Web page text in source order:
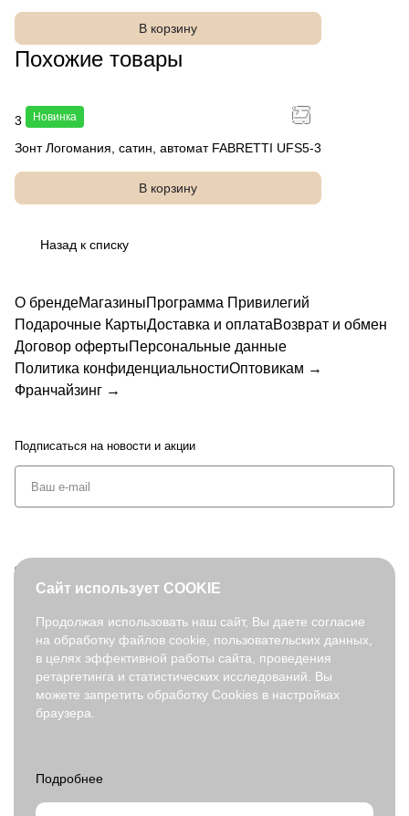
В корзину
Похожие товары
Новинка
3 490 руб.
Зонт Логомания, сатин, автомат FABRETTI UFS5-3
В корзину
Назад к списку
О брендеМагазиныПрограмма Привилегий
Подарочные КартыДоставка и оплатаВозврат и обмен
Договор офертыПерсональные данные
Политика конфиденциальностиОптовикам →
Франчайзинг →
Подписаться на новости и акции
© 2026. fabretti.ru. Все права защищены
На информационном ресурсе применяются
рекомендательные
технологии .
Все ресурсы сайта fabretti.ru, включая (но не ограничиваясь)
прав на интеллектуальную собственность, защищены российским
Сайт использует COOKIE
Продолжая использовать наш сайт, Вы даете согласие
на обработку файлов cookie, пользовательских данных,
в целях эффективной работы сайта, проведения
ретаргетинга и статистических исследований. Вы
можете запретить обработку Cookies в настройках
браузера.